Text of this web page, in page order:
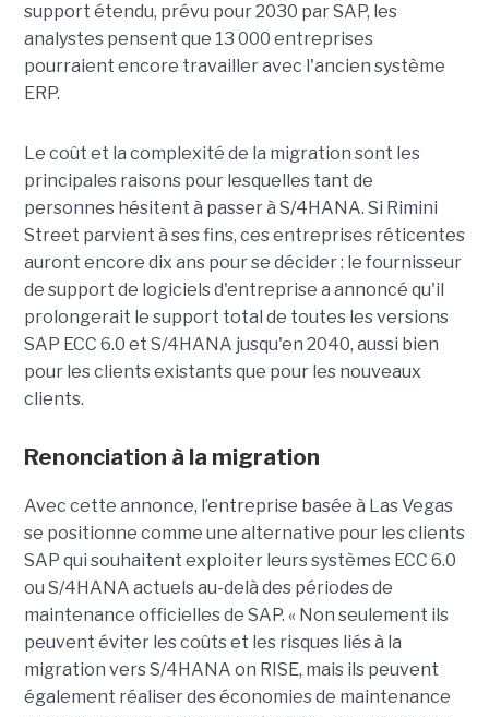
support étendu, prévu pour 2030 par SAP, les
analystes pensent que 13 000 entreprises
pourraient encore travailler avec l'ancien système
ERP.
Le coût et la complexité de la migration sont les
principales raisons pour lesquelles tant de
personnes hésitent à passer à S/4HANA. Si Rimini
Street parvient à ses fins, ces entreprises réticentes
auront encore dix ans pour se décider : le fournisseur
de support de logiciels d'entreprise a annoncé qu'il
prolongerait le support total de toutes les versions
SAP ECC 6.0 et S/4HANA jusqu'en 2040, aussi bien
pour les clients existants que pour les nouveaux
clients.
Renonciation à la migration
Avec cette annonce, l’entreprise basée à Las Vegas
se positionne comme une alternative pour les clients
SAP qui souhaitent exploiter leurs systèmes ECC 6.0
ou S/4HANA actuels au-delà des périodes de
maintenance officielles de SAP. « Non seulement ils
peuvent éviter les coûts et les risques liés à la
migration vers S/4HANA on RISE, mais ils peuvent
également réaliser des économies de maintenance